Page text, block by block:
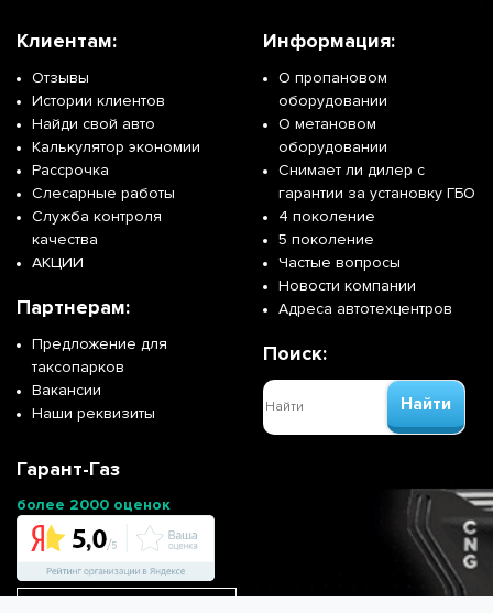
Клиентам:
Отзывы
Истории клиентов
Найди свой авто
Калькулятор экономии
Рассрочка
Слесарные работы
Служба контроля
качества
АКЦИИ
Партнерам:
Предложение для
таксопарков
Вакансии
Наши реквизиты
Информация:
О пропановом
оборудовании
О метановом
оборудовании
Снимает ли дилер с
гарантии за установку ГБО
4 поколение
5 поколение
Частые вопросы
Новости компании
Адреса автотехцентров
Поиск:
Найти
Гарант-Газ
более 2000 оценок